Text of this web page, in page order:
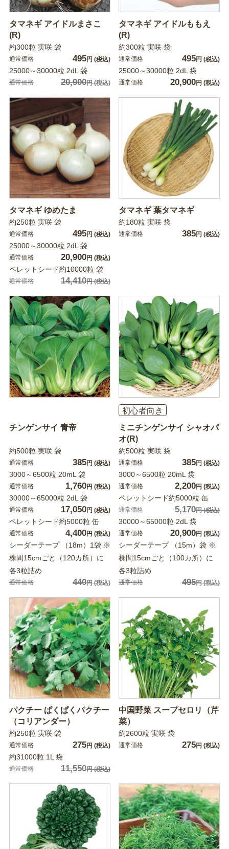
タマネギ アイドルまさこ
(R)
約300粒 実咲 袋
通常価格 495円 (税込)
25000～30000粒 2dL 袋
通常価格 20,900円(税込)
タマネギ アイドルももえ
(R)
約300粒 実咲 袋
通常価格 495円 (税込)
25000～30000粒 2dL 袋
通常価格 20,900円 (税込)
タマネギ ゆめたま
約250粒 実咲 袋
通常価格 495円 (税込)
25000～30000粒 2dL 袋
通常価格 20,900円 (税込)
ペレットシード約10000粒 袋
通常価格 14,410円(税込)
タマネギ 葉タマネギ
約180粒 実咲 袋
通常価格 385円 (税込)
チンゲンサイ 青帝
約500粒 実咲 袋
通常価格 385円 (税込)
3000～6500粒 20mL 袋
通常価格 1,760円 (税込)
30000～65000粒 2dL 袋
通常価格 17,050円 (税込)
ペレットシード約5000粒 缶
通常価格 4,400円 (税込)
シーダーテープ （18m）1袋 ※
株間15cmごと（120カ所）に
各3粒詰め
通常価格 440円(税込)
初心者向き
ミニチンゲンサイ シャオパ
オ(R)
約500粒 実咲 袋
通常価格 385円 (税込)
3000～6500粒 20mL 袋
通常価格 2,200円 (税込)
ペレットシード約5000粒 缶
通常価格 5,170円(税込)
30000～65000粒 2dL 袋
通常価格 20,900円 (税込)
シーダーテープ （15m）袋 ※
株間15cmごと（100カ所）に
各3粒詰め
通常価格 495円(税込)
パクチー ぱくぱくパクチー
（コリアンダー）
約250粒 実咲 袋
通常価格 275円 (税込)
約31000粒 1L 袋
通常価格 11,550円(税込)
中国野菜 スープセロリ（芹
菜）
約2600粒 実咲 袋
通常価格 275円 (税込)